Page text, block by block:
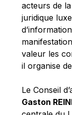
Pat
acteurs de
juridique
valeur les
il organise
Le Conseil
Gaston